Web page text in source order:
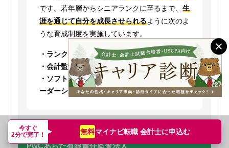
今すぐ
2分で完了！
無料マイナビ転職 会計士に申込む
です。若年層からシニアランクに至るまで、 生
涯を通じて自分を成長させられるように次のよ
うな育成制度を実施しています。
・ランクに応じた実践的な研修制度
・会計監査・税務知識のアップデート研修
・ソフトスキル研修（コミュニケーション・リ
ーダーシップ向上のため） など
PwCあらた有限責任監査法人